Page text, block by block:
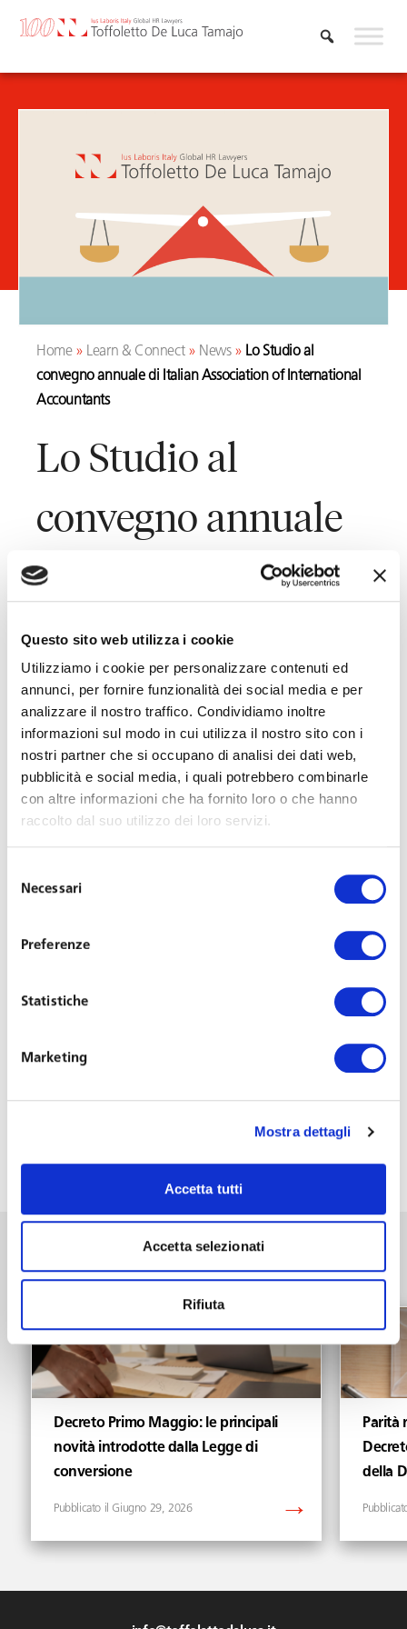
Questo sito web utilizza i cookie
Utilizziamo i cookie per personalizzare contenuti ed
annunci, per fornire funzionalità dei social media e per
analizzare il nostro traffico. Condividiamo inoltre
informazioni sul modo in cui utilizza il nostro sito con i
nostri partner che si occupano di analisi dei dati web,
pubblicità e social media, i quali potrebbero combinarle
con altre informazioni che ha fornito loro o che hanno
raccolto dal suo utilizzo dei loro servizi.
delNecessari
Preferenze
Statistiche
Marketing
Mostra dettagli
Accetta tutti
Accetta selezionati
Rifiuta
Home» Learn & Connect» News» Lo Studio al
convegno annuale di Italian Association of International
Accountants
Lo Studio al
convegno annuale
di Italian
Association of
International
Accountants
Last Updated on Marzo 18, 2016
Toffoletto De Luca Tamajo e Soci partecipa al convegno
annuale organizzato da IAIA – The Italian Association of
domani a Cernobbio.
L’Avvocato Donatella Cungi
, partner dello Studio,
approfondendo le novità in materia di diritto del lavoro
introdotte in Italia dal Jobs Act.
professionale continua dall’Ordine dei Dottori
Commercialisti e degli Esperti Contabili di Como.
Vedi tutti gli articoli di News
Decreto Primo Maggio: le principali
novità introdotte dalla Legge di
conversione
Giugno 29, 2026
Parità
della